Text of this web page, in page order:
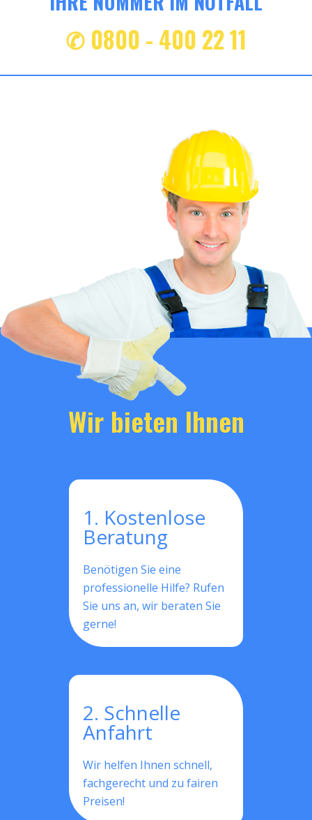
✆ 0800 - 400 22 11
Wir bieten Ihnen
1. Kostenlose
Beratung
Benötigen Sie eine
professionelle Hilfe? Rufen
Sie uns an, wir beraten Sie
gerne!
2. Schnelle
Anfahrt
Wir helfen Ihnen schnell,
fachgerecht und zu fairen
Preisen!